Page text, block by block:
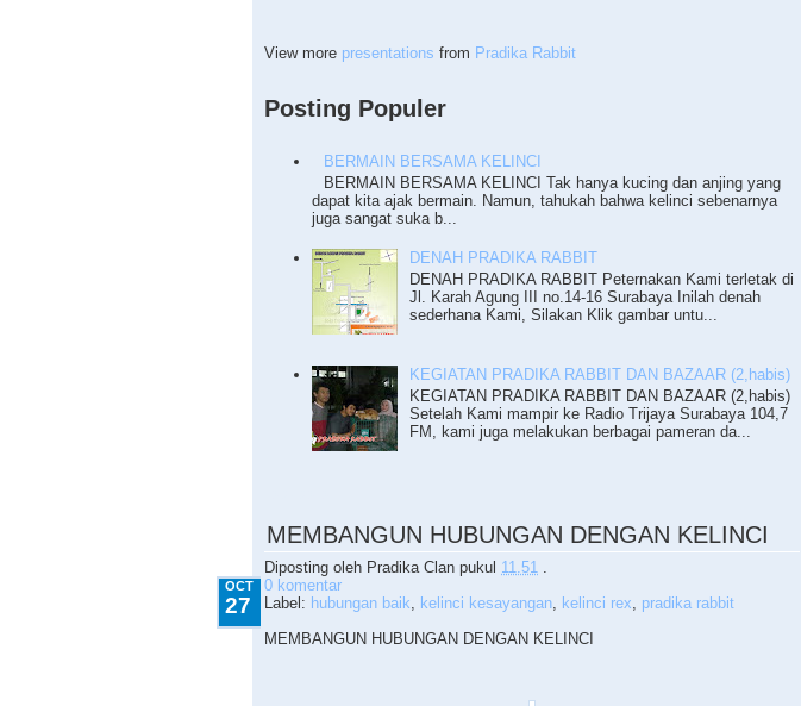
View more presentations from Pradika Rabbit
Posting Populer
BERMAIN BERSAMA KELINCI
BERMAIN BERSAMA KELINCI Tak hanya kucing dan anjing yang
dapat kita ajak bermain. Namun, tahukah bahwa kelinci sebenarnya
juga sangat suka b...
DENAH PRADIKA RABBIT
DENAH PRADIKA RABBIT Peternakan Kami terletak di
Jl. Karah Agung III no.14-16 Surabaya Inilah denah
sederhana Kami, Silakan Klik gambar untu...
KEGIATAN PRADIKA RABBIT DAN BAZAAR (2,habis)
KEGIATAN PRADIKA RABBIT DAN BAZAAR (2,habis)
Setelah Kami mampir ke Radio Trijaya Surabaya 104,7
FM, kami juga melakukan berbagai pameran da...
MEMBANGUN HUBUNGAN DENGAN KELINCI
Diposting oleh Pradika Clan pukul 11.51
OCT
27
0 komentar
Label: hubungan baik kelinci kesayangan kelinci rex pradika rabbit
MEMBANGUN HUBUNGAN DENGAN KELINCI